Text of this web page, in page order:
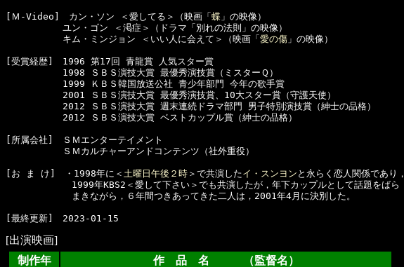
[Ｍ-Video]　カン・ソン ＜愛してる＞（映画「 蝶 」の映像）
  　　　　　ユン・ゴン ＜渇症＞（ドラマ「別れの法則」の映像）
  　　　　　キム・ミンジョン ＜いい人に会えて＞（映画「
愛の傷 」の映像）
[受賞経歴]　1996 第17回 青龍賞 人気スター賞
  　　　　　1998 ＳＢＳ演技大賞 最優秀演技賞（ミスターＱ）
  　　　　　1999 ＫＢＳ韓国放送公社 青少年部門 今年の歌手賞
  　　　　　2001 ＳＢＳ演技大賞 最優秀演技賞、10大スター賞（守護天使）
  　　　　　2012 ＳＢＳ演技大賞 週末連続ドラマ部門 男子特別演技賞（紳士の品格）
  　　　　　2012 ＳＢＳ演技大賞 ベストカップル賞（紳士の品格）
[所属会社]　ＳＭエンターテイメント
  　　　　　ＳＭカルチャーアンドコンテンツ（社外重役）
[お ま け]　・1998年に＜ 土曜日午後２時 ＞で共演したイ・スンヨン と永らく恋人関係であり，
  　　　　　　1999年KBS2＜愛して下さい＞でも共演したが，年下カップルとして話題をばら
  　　　　　　まきながら，６年間つきあってきた二人は，2001年4月に決別した。
[出演映画]
制作年
作 品 名 （監督名）